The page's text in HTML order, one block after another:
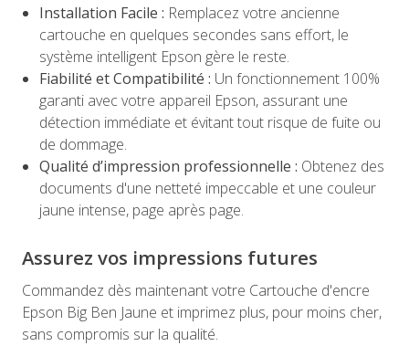
Installation Facile : Remplacez votre ancienne
cartouche en quelques secondes sans effort, le
système intelligent Epson gère le reste.
Fiabilité et Compatibilité : Un fonctionnement 100%
garanti avec votre appareil Epson, assurant une
détection immédiate et évitant tout risque de fuite ou
de dommage.
Qualité d’impression professionnelle : Obtenez des
documents d'une netteté impeccable et une couleur
jaune intense, page après page.
Assurez vos impressions futures
Commandez dès maintenant votre Cartouche d'encre
Epson Big Ben Jaune et imprimez plus, pour moins cher,
sans compromis sur la qualité.